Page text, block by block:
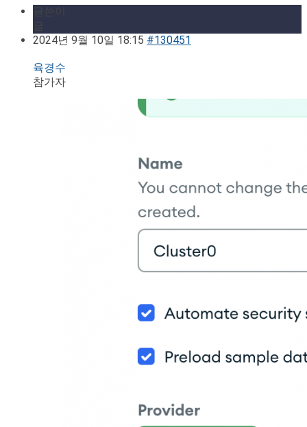
2024년 9월 10일 18:15 #130451
육경수
참가자